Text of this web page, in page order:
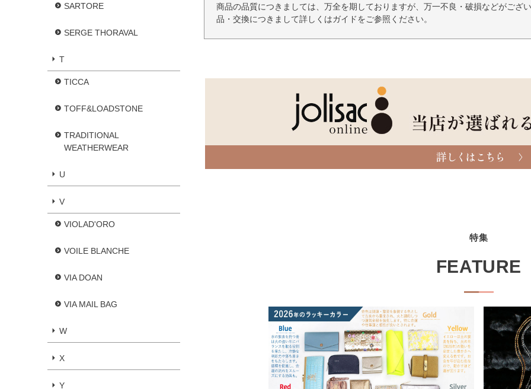
SARTORE
SERGE THORAVAL
T
TICCA
TOFF&LOADSTONE
TRADITIONAL
WEATHERWEAR
U
V
VIOLAD'ORO
VOILE BLANCHE
VIA DOAN
VIA MAIL BAG
W
X
Y
商品の品質につきましては、万全を期しておりますが、万一不良・破損などがござ
品・交換につきまして詳しくはガイドをご参照ください。
特集
FEATURE